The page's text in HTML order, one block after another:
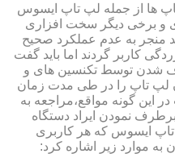
ها از جمله لپ تاپ ایسوس
و برخی دیگر سخت افزاری
منجر به عدم عملکرد صحیح
کاربر گردند اما باید گفت
شدن توسط تکنسین های و
لپ تاپ را در طی مدت زمان
این گونه مواقع،مراجعه به
نمودن ایراد دستگاه
ایسوس که هر کاربری
موارد زیر اشاره کرد: